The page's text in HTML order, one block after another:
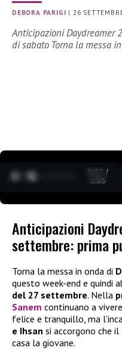
DEBORA PARIGI | 26
Anticipazioni Daydreamer
di sabato Torna la messa
0:27 /
3:35
Anticipazioni
settembre: prima
Torna la messa in onda di
questo week-end e quindi
del 27 settembre. Nella
Sanem continuano a
felice e tranquillo, ma
e Ihsan si accorgono che
casa la giovane.